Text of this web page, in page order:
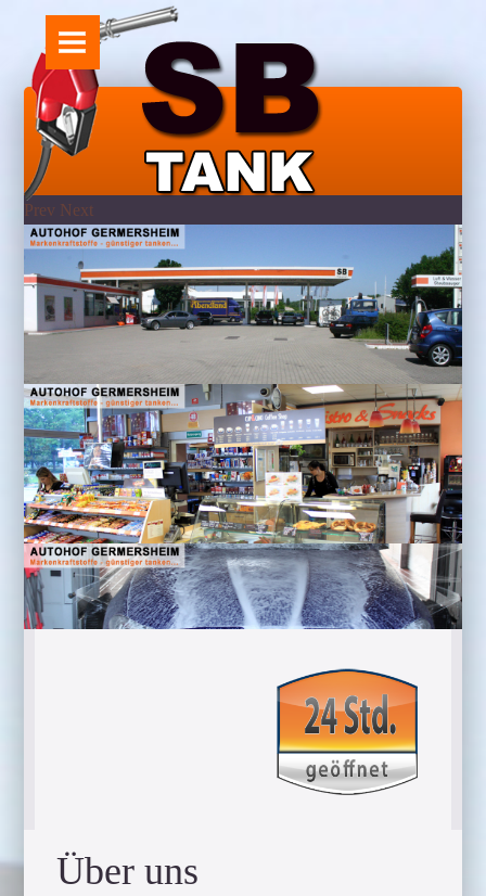
ÜBER UNS
Über uns
Unser Shop
Unser Bistro
KFZ-VERKAUF
Autohof Germersheim
Aktuelle Angebote
Galerie Autohof Germersheim
WASCHANLAGE
Waschanlage
Waschprogramme / Preise
FAHRZEUGSERVICE
Öffnungszeiten
Prev Next
Über uns